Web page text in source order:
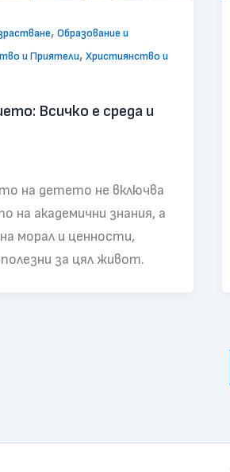
, Образование и
и Приятели, Християнство и
Всичко е среда и
на детето не включва
на академични знания, а
морал и ценности,
за цял живот.